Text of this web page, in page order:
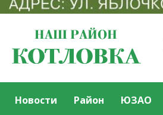
Новости Район ЮЗАО